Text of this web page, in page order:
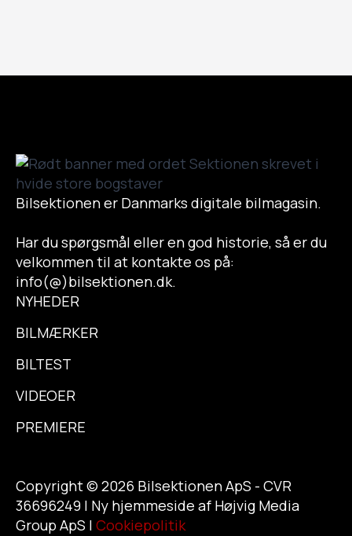
Bilsektionen er Danmarks digitale bilmagasin.
Har du spørgsmål eller en god historie, så er du
velkommen til at kontakte os på:
info(@)bilsektionen.dk.
NYHEDER
BILMÆRKER
BILTEST
VIDEOER
PREMIERE
Copyright © 2026 Bilsektionen ApS - CVR
36696249 | Ny hjemmeside af Højvig Media
Group ApS | Cookiepolitik